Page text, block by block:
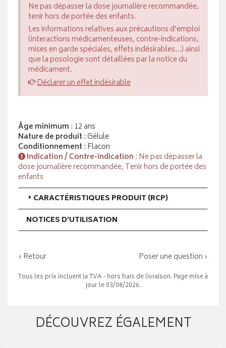
Ne pas dépasser la dose journalière recommandée,
tenir hors de portée des enfants.
Les informations relatives aux précautions d’emploi
(interactions médicamenteuses, contre-indications,
mises en garde spéciales, effets indésirables...) ainsi
que la posologie sont détaillées par la notice du
médicament.
Déclarer un effet indésirable
Âge minimum : 12 ans
Nature de produit : Gélule
Conditionnement : Flacon
Indication / Contre-indication : Ne pas dépasser la
dose journalière recommandée, Tenir hors de portée des
enfants
CARACTÉRISTIQUES PRODUIT (RCP)
NOTICES D’UTILISATION
‹ Retour Poser une question ›
Tous les prix incluent la TVA - hors frais de livraison. Page mise à
jour le 03/08/2026.
DÉCOUVREZ ÉGALEMENT